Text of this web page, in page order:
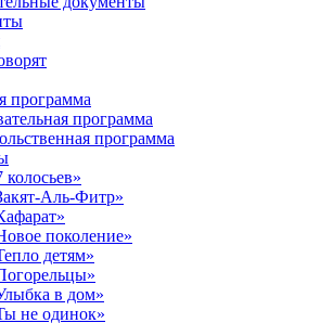
программа
программа
программа
колосьев»
Аль-Фитр»
поколение»
детям»
в дом»
не одинок»